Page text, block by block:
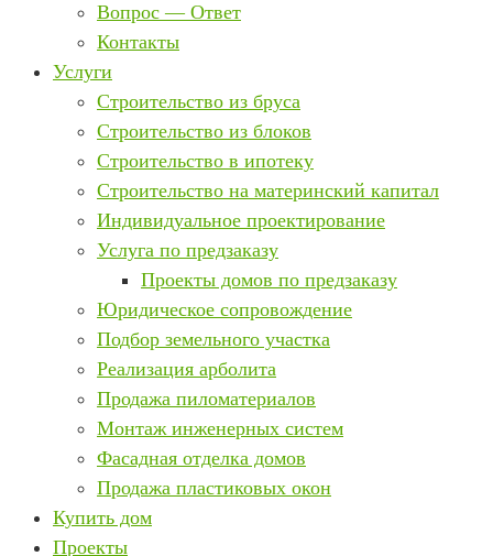
Вопрос — Ответ
Контакты
Услуги
Строительство из бруса
Строительство из блоков
Строительство в ипотеку
Строительство на материнский капитал
Индивидуальное проектирование
Услуга по предзаказу
Проекты домов по предзаказу
Юридическое сопровождение
Подбор земельного участка
Реализация арболита
Продажа пиломатериалов
Монтаж инженерных систем
Фасадная отделка домов
Продажа пластиковых окон
Купить дом
Проекты